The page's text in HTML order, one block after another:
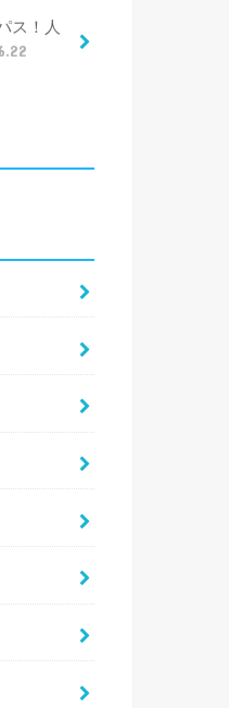
ス！人